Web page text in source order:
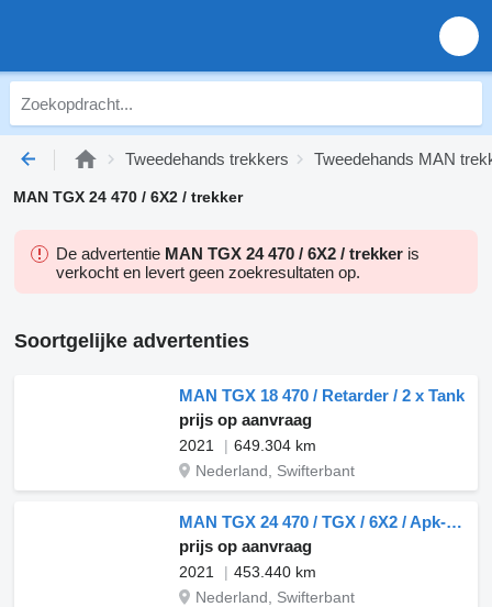
Tweedehands trekkers Tweedehands MAN
MAN TGX 24 470 / 6X2 / trekker
De advertentie MAN TGX 24 470 / 6X2 / trekker is
verkocht en levert geen zoekresultaten op.
Soortgelijke advertenties
MAN TGX 18 470 / Retarder / 2 x Tank
prijs op aanvraag
2021
649.304 km
Nederland, Swifterbant
MAN TGX 24 470 / TGX / 6X2 / Apk-Tuv 05-2026 / Blower Gardner Denver
prijs op aanvraag
2021
453.440 km
Nederland, Swifterbant